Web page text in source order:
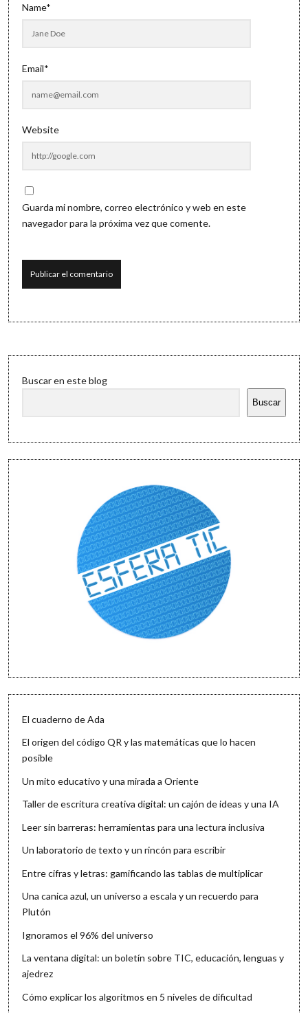
Name*
Email*
Website
Guarda mi nombre, correo electrónico y web en este
navegador para la próxima vez que comente.
Sidebar
Buscar en este blog
Buscar
El cuaderno de Ada
El origen del código QR y las matemáticas que lo hacen
posible
Un mito educativo y una mirada a Oriente
Taller de escritura creativa digital: un cajón de ideas y una IA
Leer sin barreras: herramientas para una lectura inclusiva
Un laboratorio de texto y un rincón para escribir
Entre cifras y letras: gamificando las tablas de multiplicar
Una canica azul, un universo a escala y un recuerdo para
Plutón
Ignoramos el 96% del universo
La ventana digital: un boletín sobre TIC, educación, lenguas y
ajedrez
Cómo explicar los algoritmos en 5 niveles de dificultad